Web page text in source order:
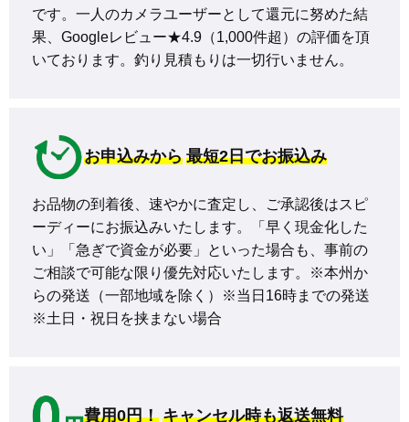
です。一人のカメラユーザーとして還元に努めた結
果、Googleレビュー★4.9（1,000件超）の評価を頂
いております。釣り見積もりは一切行いません。
お申込みから 最短2日でお振込み
お品物の到着後、速やかに査定し、ご承認後はスピ
ーディーにお振込みいたします。「早く現金化した
い」「急ぎで資金が必要」といった場合も、事前の
ご相談で可能な限り優先対応いたします。※本州か
らの発送（一部地域を除く）※当日16時までの発送
※土日・祝日を挟まない場合
費用0円！ キャンセル時も返送無料